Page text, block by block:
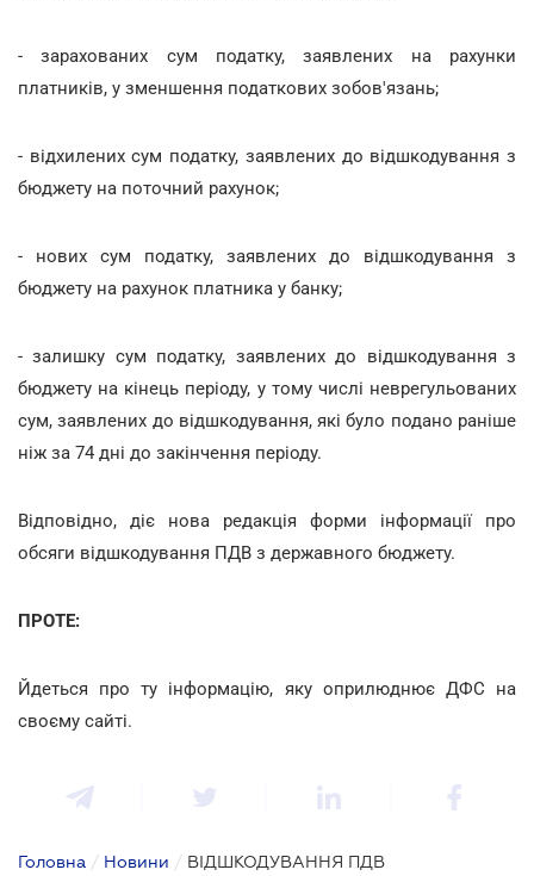
- зарахованих сум податку, заявлених на рахунки
платників, у зменшення податкових зобов'язань;
- відхилених сум податку, заявлених до відшкодування з
бюджету на поточний рахунок;
- нових сум податку, заявлених до відшкодування з
бюджету на рахунок платника у банку;
- залишку сум податку, заявлених до відшкодування з
бюджету на кінець періоду, у тому числі неврегульованих
сум, заявлених до відшкодування, які було подано раніше
ніж за 74 дні до закінчення періоду.
Відповідно, діє нова редакція форми інформації про
обсяги відшкодування ПДВ з державного бюджету.
ПРОТЕ:
Йдеться про ту інформацію, яку оприлюднює ДФС на
своєму сайті.
Головна / Новини / ВІДШКОДУВАННЯ ПДВ